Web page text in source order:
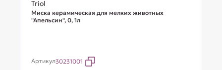
Triol
Миска керамическая для мелких животных
"Апельсин", 0, 1л
Артикул30231001